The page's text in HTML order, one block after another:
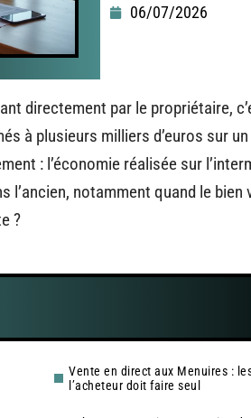
06/07/2026
directement par le propriétaire,
à plusieurs milliers d’euros sur
: l’économie réalisée sur
l’ancien, notamment quand le bien
?
Vente en direct aux Menuires :
l’acheteur doit faire seul